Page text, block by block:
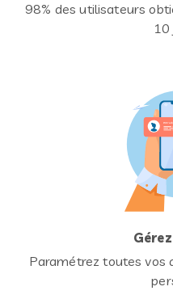
98% des utilisateurs
10
Paramétrez toutes vos